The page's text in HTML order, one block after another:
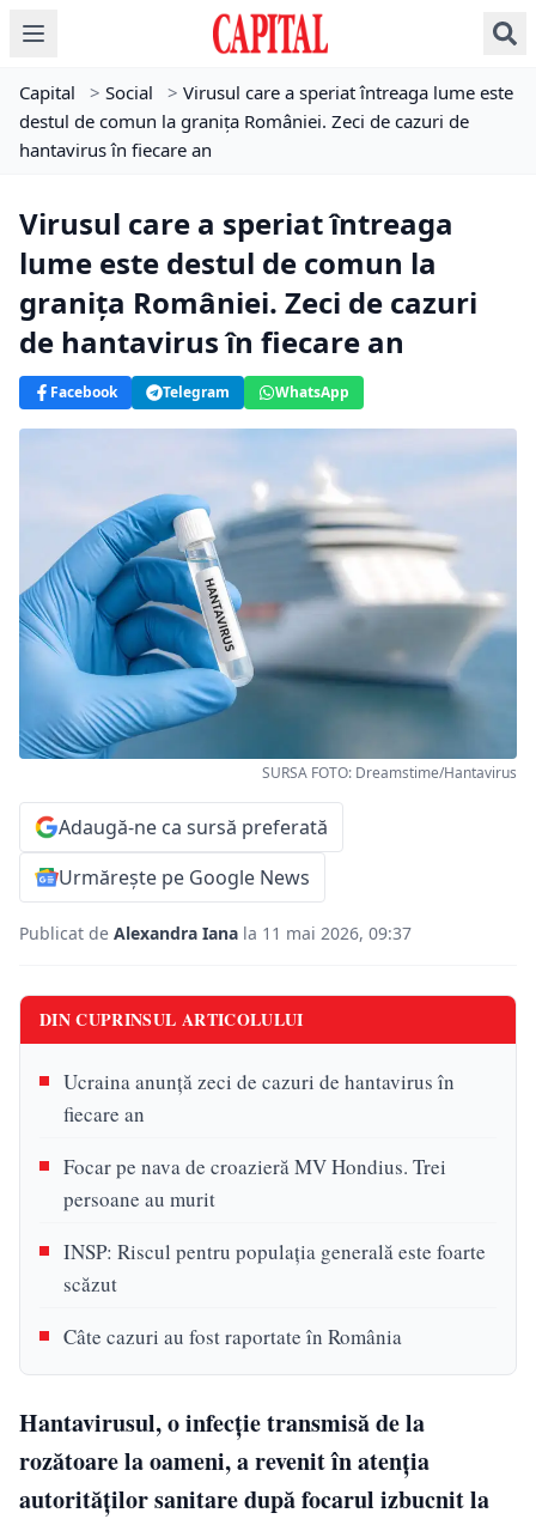
Capital > Social > Virusul care a speriat întreaga lume este
destul de comun la granița României. Zeci de cazuri de
hantavirus în fiecare an
Virusul care a speriat întreaga
lume este destul de comun la
granița României. Zeci de cazuri
de hantavirus în fiecare an
Facebook Telegram WhatsApp
SURSA FOTO: Dreamstime/Hantavirus
Adaugă-ne ca sursă preferată
Urmărește pe Google News
Publicat de Alexandra Iana la 11 mai 2026, 09:37
DIN CUPRINSUL ARTICOLULUI
Ucraina anunță zeci de cazuri de hantavirus în
fiecare an
Focar pe nava de croazieră MV Hondius. Trei
persoane au murit
INSP: Riscul pentru populația generală este foarte
scăzut
Câte cazuri au fost raportate în România
Hantavirusul, o infecție transmisă de la
rozătoare la oameni, a revenit în atenția
autorităților sanitare după focarul izbucnit la